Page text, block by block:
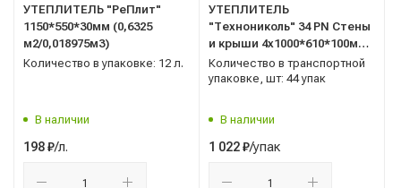
УТЕПЛИТЕЛЬ "РеПлит"
1150*550*30мм (0,6325
м2/0,018975м3)
Количество в упаковке: 12 л.
В наличии
198₽/л.
УТЕПЛИТЕЛЬ
"Технониколь" 34 PN Стены
и крыши 4х1000*610*100мм
(0,244м3/2,44м2) 20кг/м3
Количество в транспортной
упаковке, шт: 44 упак
В наличии
1 022₽/упак